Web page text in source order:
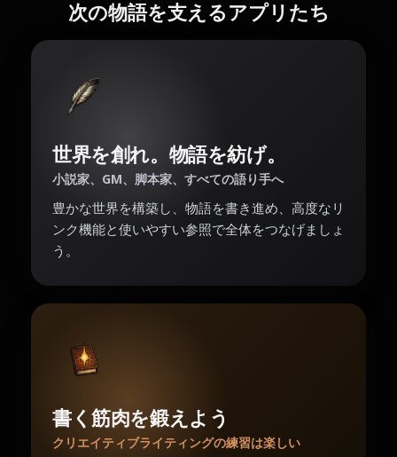
次の物語を支えるアプリたち
世界を創れ。物語を紡げ。
小説家、GM、脚本家、すべての語り手へ
豊かな世界を構築し、物語を書き進め、高度なリ
ンク機能と使いやすい参照で全体をつなげましょ
う。
書く筋肉を鍛えよう
クリエイティブライティングの練習は楽しい